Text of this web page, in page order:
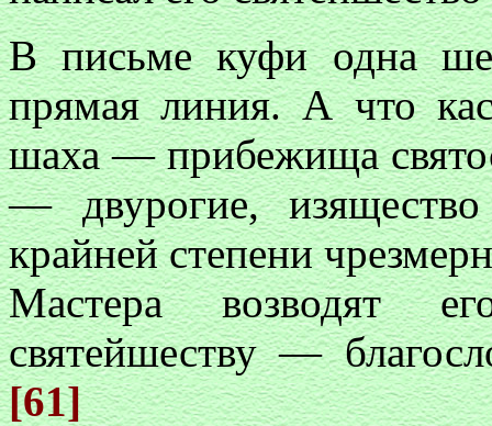
В письме куфи одна
прямая линия. А что
шаха — прибежища
— двурогие,
крайней степени
Мастера возводят
святейшеству —
[61]